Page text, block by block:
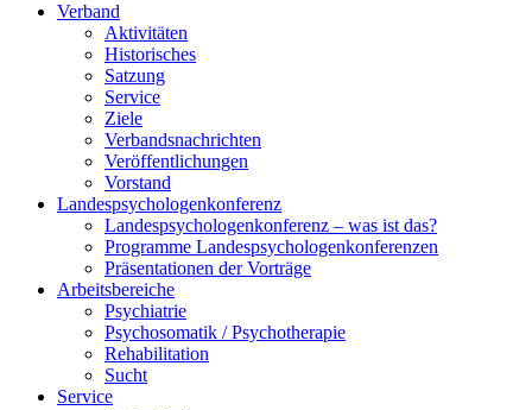
Verband
Aktivitäten
Historisches
Satzung
Service
Ziele
Verbandsnachrichten
Veröffentlichungen
Vorstand
Landespsychologenkonferenz
Landespsychologenkonferenz – was ist das?
Programme Landespsychologenkonferenzen
Präsentationen der Vorträge
Arbeitsbereiche
Psychiatrie
Psychosomatik / Psychotherapie
Rehabilitation
Sucht
Service